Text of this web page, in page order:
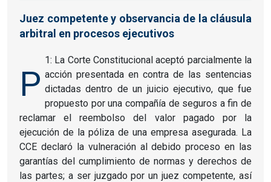
Juez competente y observancia de la cláusula
arbitral en procesos ejecutivos
P
1: La Corte Constitucional aceptó parcialmente la
acción presentada en contra de las sentencias
dictadas dentro de un juicio ejecutivo, que fue
propuesto por una compañía de seguros a fin de
reclamar el reembolso del valor pagado por la
ejecución de la póliza de una empresa asegurada. La
CCE declaró la vulneración al debido proceso en las
garantías del cumplimiento de normas y derechos de
las partes; a ser juzgado por un juez competente, así